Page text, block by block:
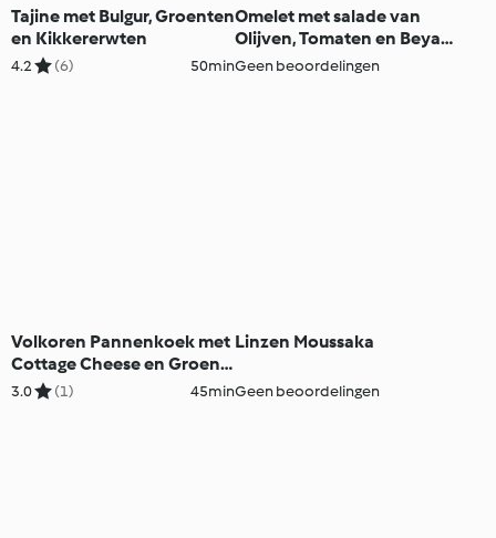
Tajine met Bulgur, Groenten
en Kikkererwten
4.2 (6) 50min
Omelet met salade van
Olijven, Tomaten en Beyaz
Peynir
Geen beoordelingen
Volkoren Pannenkoek met
Cottage Cheese en Groene
Kool
3.0 (1) 45min
Linzen Moussaka
Geen beoordelingen